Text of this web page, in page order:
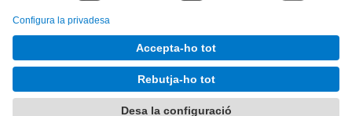
Desenvolupat amb